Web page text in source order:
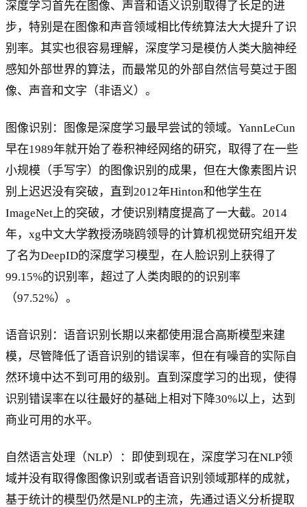
深度学习首先在图像、声音和语义识别取得了长足的进
步，特别是在图像和声音领域相比传统算法大大提升了识
别率。其实也很容易理解，深度学习是模仿人类大脑神经
感知外部世界的算法，而最常见的外部自然信号莫过于图
像、声音和文字（非语义）。
图像识别：图像是深度学习最早尝试的领域。YannLeCun
早在1989年就开始了卷积神经网络的研究，取得了在一些
小规模（手写字）的图像识别的成果，但在大像素图片识
别上迟迟没有突破，直到2012年Hinton和他学生在
ImageNet上的突破，才使识别精度提高了一大截。2014
年，xg中文大学教授汤晓鸥领导的计算机视觉研究组开发
了名为DeepID的深度学习模型，在人脸识别上获得了
99.15%的识别率，超过了人类肉眼的的识别率
（97.52%）。
语音识别：语音识别长期以来都使用混合高斯模型来建
模，尽管降低了语音识别的错误率，但在有噪音的实际自
然环境中达不到可用的级别。直到深度学习的出现，使得
识别错误率在以往最好的基础上相对下降30%以上，达到
商业可用的水平。
自然语言处理（NLP）：即使到现在，深度学习在NLP领
域并没有取得像图像识别或者语音识别领域那样的成就，
基于统计的模型仍然是NLP的主流，先通过语义分析提取